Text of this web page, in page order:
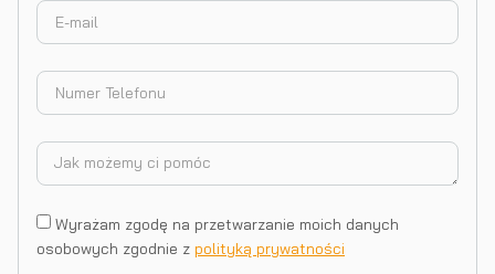
Wyrażam zgodę na przetwarzanie moich danych
osobowych zgodnie z polityką prywatności